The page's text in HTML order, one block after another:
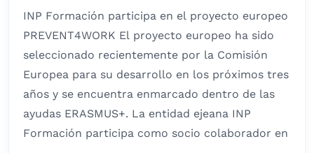
INP Formación participa en el proyecto europeo
PREVENT4WORK El proyecto europeo ha sido
seleccionado recientemente por la Comisión
Europea para su desarrollo en los próximos tres
años y se encuentra enmarcado dentro de las
ayudas ERASMUS+. La entidad ejeana INP
Formación participa como socio colaborador en